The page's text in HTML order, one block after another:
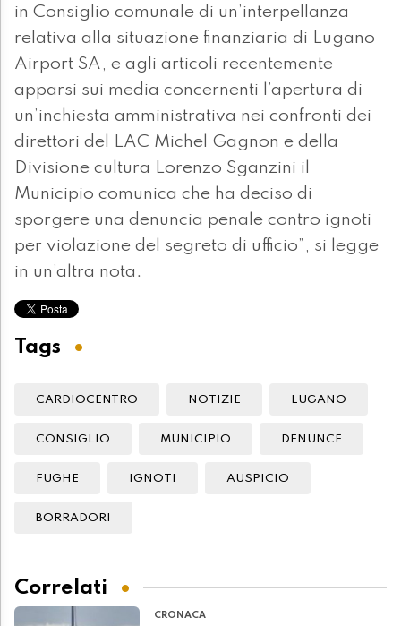
in Consiglio comunale di un’interpellanza
relativa alla situazione finanziaria di Lugano
Airport SA, e agli articoli recentemente
apparsi sui media concernenti l’apertura di
un’inchiesta amministrativa nei confronti dei
direttori del LAC Michel Gagnon e della
Divisione cultura Lorenzo Sganzini il
Municipio comunica che ha deciso di
sporgere una denuncia penale contro ignoti
per violazione del segreto di ufficio”, si legge
in un’altra nota.
Tags
CARDIOCENTRO NOTIZIE LUGANO
CONSIGLIO MUNICIPIO DENUNCE
FUGHE IGNOTI AUSPICIO
BORRADORI
Correlati
CRONACA